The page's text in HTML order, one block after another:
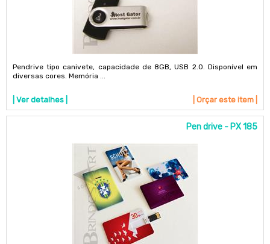
Pendrive tipo canivete, capacidade de 8GB, USB 2.0. Disponível em
diversas cores. Memória ...
| Ver detalhes | | Orçar este item |
Pen drive - PX 185